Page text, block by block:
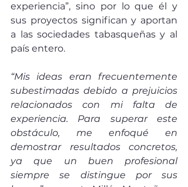
experiencia”, sino por lo que él y
sus proyectos significan y aportan
a las sociedades tabasqueñas y al
país entero.
“Mis ideas eran frecuentemente
subestimadas debido a prejuicios
relacionados con mi falta de
experiencia. Para superar este
obstáculo, me enfoqué en
demostrar resultados concretos,
ya que un buen profesional
siempre se distingue por sus